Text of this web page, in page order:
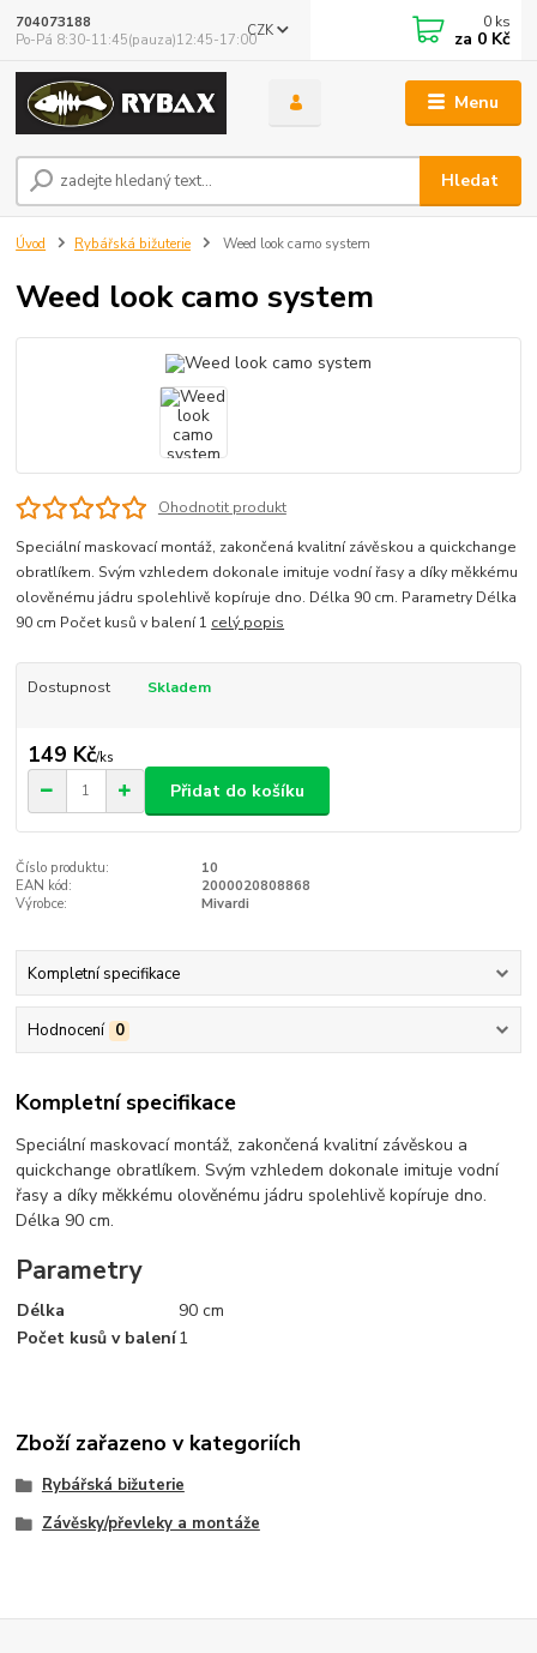
Menu
CZK
Hledat
704073188
Po-Pá 8:30-11:45(pauza)12:45-17:00
0 ks
za 0 Kč
Úvod Rybářská bižuterie Weed look camo system
Weed look camo system
Ohodnotit produkt
Speciální maskovací montáž, zakončená kvalitní závěskou a quickchange
obratlíkem. Svým vzhledem dokonale imituje vodní řasy a díky měkkému
olověnému jádru spolehlivě kopíruje dno. Délka 90 cm. Parametry Délka
90 cm Počet kusů v balení 1 celý popis
Dostupnost Skladem
149 Kč/ks
Přidat do košíku
Číslo produktu:
10
EAN kód:
2000020808868
Výrobce:
Mivardi
Kompletní specifikace
Hodnocení 0
Kompletní specifikace
Speciální maskovací montáž, zakončená kvalitní závěskou a
quickchange obratlíkem. Svým vzhledem dokonale imituje vodní
řasy a díky měkkému olověnému jádru spolehlivě kopíruje dno.
Délka 90 cm.
Parametry
Délka
90 cm
Počet kusů v balení1
Zboží zařazeno v kategoriích
Rybářská bižuterie
Závěsky/převleky a montáže